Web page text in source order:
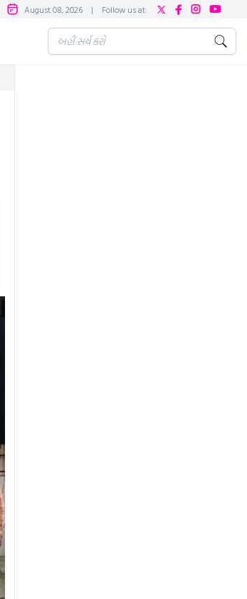
August 08, 2026 | Follow us at: